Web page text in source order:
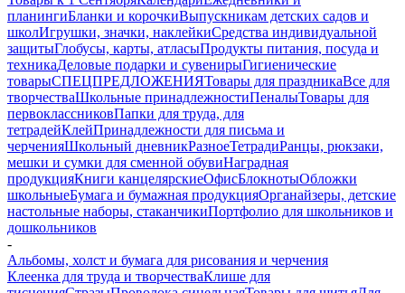
планингиБланки и корочкиВыпускникам детских садов и
школИгрушки, значки, наклейкиСредства индивидуальной
защитыГлобусы, карты, атласыПродукты питания, посуда и
техникаДеловые подарки и сувенирыГигиенические
товарыСПЕЦПРЕДЛОЖЕНИЯТовары для праздникаВсе для
творчестваШкольные принадлежностиПеналыТовары для
первоклассниковПапки для труда, для
тетрадейКлейПринадлежности для письма и
черченияШкольный дневникРазноеТетрадиРанцы, рюкзаки,
мешки и сумки для сменной обувиНаградная
продукцияКниги канцелярскиеОфисБлокнотыОбложки
школьныеБумага и бумажная продукцияОрганайзеры, детские
настольные наборы, стаканчикиПортфолио для школьников и
дошкольников
-
Альбомы, холст и бумага для рисования и черчения
Клеенка для труда и творчестваКлише для